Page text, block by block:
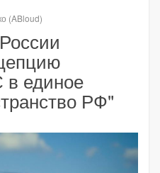
(ABloud)
в единое
РФ"